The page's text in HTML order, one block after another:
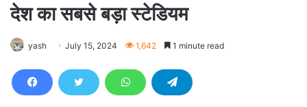
देश का सबसे बड़ा स्टेडियम
yash July 15, 2024 1,642 1 minute read